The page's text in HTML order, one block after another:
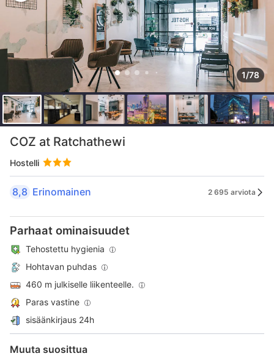
1/78
COZ at Ratchathewi
Hostelli
8,8 Erinomainen 2 695 arviota
Parhaat ominaisuudet
Tehostettu hygienia
Hohtavan puhdas
460 m julkiselle liikenteelle.
Paras vastine
sisäänkirjaus 24h
Muuta suosittua